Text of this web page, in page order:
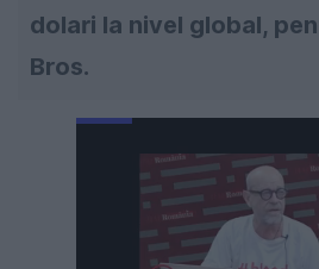
dolari la nivel global,
Bros.